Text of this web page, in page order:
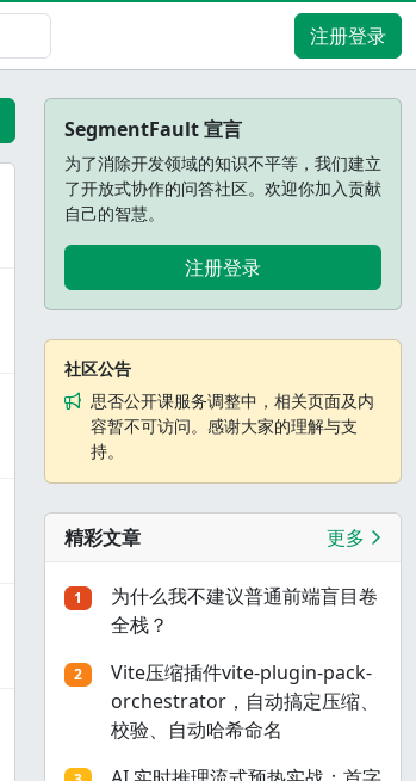
注册登录
SegmentFault 宣言
为了消除开发领域的知识不平等，我们建立
了开放式协作的问答社区。欢迎你加入贡献
自己的智慧。
注册登录
社区公告
思否公开课服务调整中，相关页面及内
容暂不可访问。感谢大家的理解与支
持。
精彩文章 更多
1
为什么我不建议普通前端盲目卷
全栈？
2
Vite压缩插件vite-plugin-pack-
orchestrator，自动搞定压缩、
校验、自动哈希命名